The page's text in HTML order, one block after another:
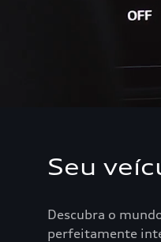
Seu
Descubra o
perfeitamente